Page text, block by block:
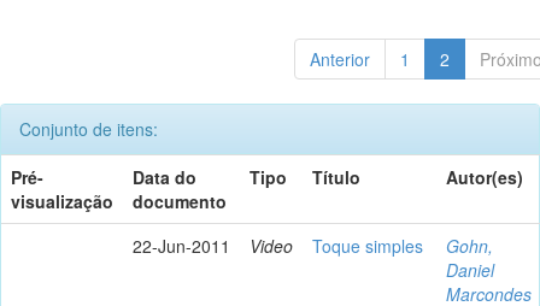
Anterior 1 2
Conjunto de itens:
Pré-
visualização
Data do
documento
Tipo Título Autor(es)
22-Jun-2011 Video Toque simples
Gohn,
Daniel
Marcondes